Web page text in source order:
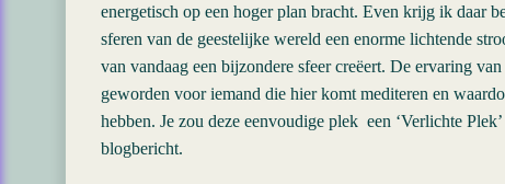
energetisch op een hoger plan bracht. Even krijg ik daar
sferen van de geestelijke wereld een enorme lichtende
van vandaag een bijzondere sfeer creëert. De ervaring
geworden voor iemand die hier komt mediteren en
hebben. Je zou deze eenvoudige plek een ‘Verlichte
blogbericht.